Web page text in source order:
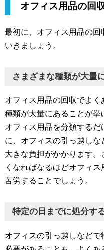
オフィス用品の回
最初に、オフィス用品の回
いきましょう。
さまざまな種類が大量
オフィス用品の回収でよ
種類が大量にあることが
オフィス用品を分類する
に、オフィスの引っ越しな
大きな負担がかかります。
くなればなるほどオフィス
苦労することでしょう。
特定の日までに処分す
オフィスの引っ越しなどで